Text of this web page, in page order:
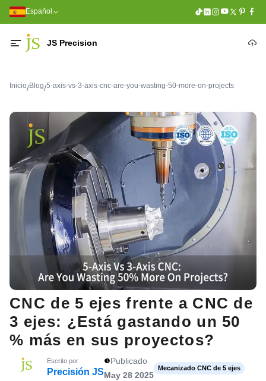
Español
JS Precision
Inicio/Blog/5-axis-vs-3-axis-cnc-are-you-wasting-50-more-on-projects
CNC de 5 ejes frente a CNC de
3 ejes: ¿Está gastando un 50
% más en sus proyectos?
Escrito por
Precisión JS
Publicado
May 28 2025
Mecanizado CNC de 5 ejes